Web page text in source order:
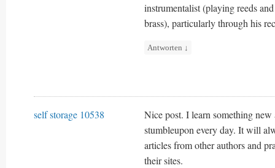
instrumentalist (playing reeds and
brass), particularly through his
Antworten ↓
self storage 10538
Nice post. I learn something
stumbleupon every day. It will
articles from other authors and
their sites.